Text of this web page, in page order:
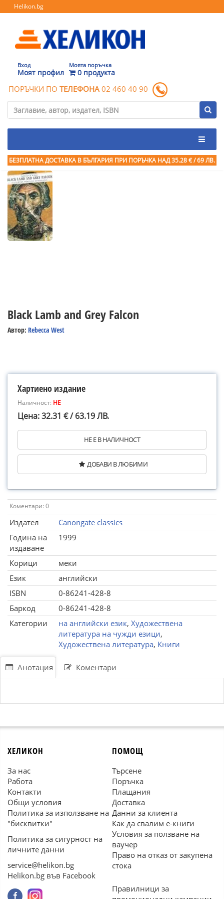
Helikon.bg
Вход
Моят профил
Моята поръчка
0 продукта
ПОРЪЧКИ ПО ТЕЛЕФОНА 02 460 40 90
БЕЗПЛАТНА ДОСТАВКА В БЪЛГАРИЯ ПРИ ПОРЪЧКА НАД 35.28 € / 69 ЛВ.
Black Lamb and Grey Falcon
Автор: Rebecca West
Хартиено издание
Наличност: НЕ
Цена: 32.31 € / 63.19 ЛВ.
НЕ Е В НАЛИЧНОСТ
ДОБАВИ В ЛЮБИМИ
Коментари: 0
Издател
Canongate classics
Година на
издаване
1999
Корици
меки
Език
английски
ISBN
0-86241-428-8
Баркод
0-86241-428-8
Категории
на английски език, Художествена
литература на чужди езици,
Художествена литература, Книги
Анотация Коментари
ХЕЛИКОН
За нас
Работа
Контакти
Общи условия
Политика за използване на
"бисквитки"
Политика за сигурност на
личните данни
service@helikon.bg
Helikon.bg във Facebook
ПОМОЩ
Търсене
Поръчка
Плащания
Доставка
Данни за клиента
Как да свалим е-книги
Условия за ползване на
ваучер
Право на отказ от закупена
стока
Правилници за